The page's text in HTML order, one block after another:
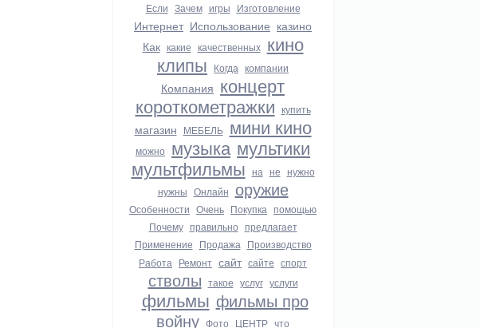
Если Зачем игры Изготовление
Интернет Использование казино
Как какие качественных кино
клипы Когда компании
Компания концерт
короткометражки купить
магазин МЕБЕЛЬ мини кино
можно музыка мультики
мультфильмы на не нужно
нужны Онлайн оружие
Особенности Очень Покупка помощью
Почему правильно предлагает
Применение Продажа Производство
Работа Ремонт сайт сайте спорт
стволы такое услуг услуги
фильмы фильмы про
войну Фото ЦЕНТР что